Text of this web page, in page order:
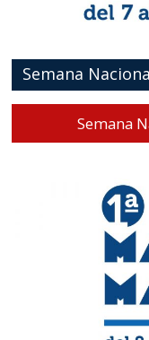
Semana
Semana